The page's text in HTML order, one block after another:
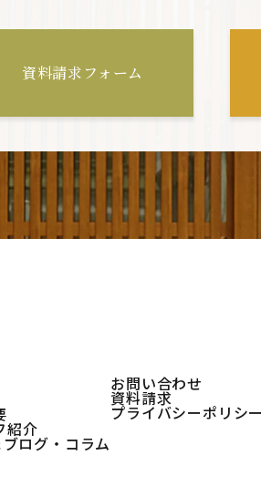
資料請求フォーム
紹介
ログ・コラム
お問い合わせ
資料請求
プライバシーポリシー